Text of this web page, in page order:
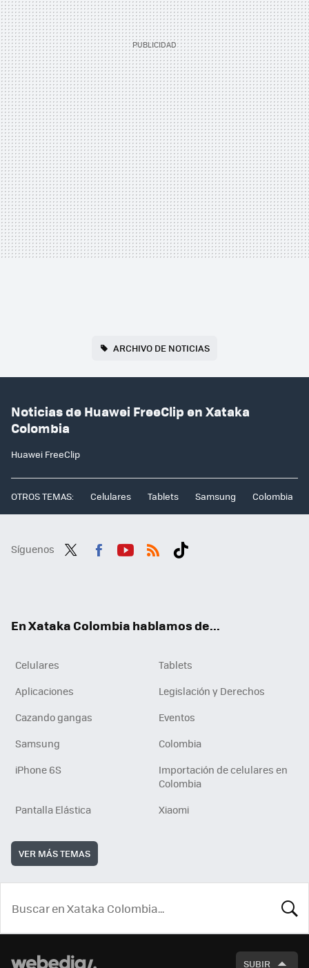
ARCHIVO DE NOTICIAS
Noticias de Huawei FreeClip en Xataka
Colombia
Huawei FreeClip
OTROS TEMAS: Celulares Tablets Samsung Colombia
Síguenos
En Xataka Colombia hablamos de...
Celulares
Tablets
Aplicaciones
Legislación y Derechos
Cazando gangas
Eventos
Samsung
Colombia
iPhone 6S
Importación de celulares en
Colombia
Pantalla Elástica
Xiaomi
VER MÁS TEMAS
SUBIR